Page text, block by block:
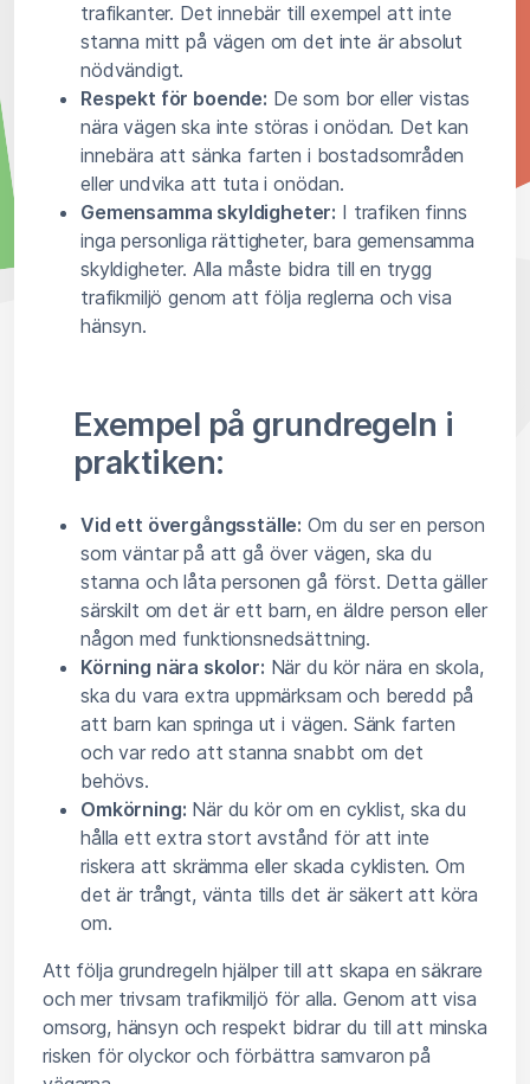
trafikanter. Det innebär till exempel att inte
stanna mitt på vägen om det inte är absolut
nödvändigt.
Respekt för boende: De som bor eller vistas
nära vägen ska inte störas i onödan. Det kan
innebära att sänka farten i bostadsområden
eller undvika att tuta i onödan.
Gemensamma skyldigheter: I trafiken finns
inga personliga rättigheter, bara gemensamma
skyldigheter. Alla måste bidra till en trygg
trafikmiljö genom att följa reglerna och visa
hänsyn.
Exempel på grundregeln i
praktiken:
Vid ett övergångsställe: Om du ser en person
som väntar på att gå över vägen, ska du
stanna och låta personen gå först. Detta gäller
särskilt om det är ett barn, en äldre person eller
någon med funktionsnedsättning.
Körning nära skolor: När du kör nära en skola,
ska du vara extra uppmärksam och beredd på
att barn kan springa ut i vägen. Sänk farten
och var redo att stanna snabbt om det
behövs.
Omkörning: När du kör om en cyklist, ska du
hålla ett extra stort avstånd för att inte
riskera att skrämma eller skada cyklisten. Om
det är trångt, vänta tills det är säkert att köra
om.
Att följa grundregeln hjälper till att skapa en säkrare
och mer trivsam trafikmiljö för alla. Genom att visa
omsorg, hänsyn och respekt bidrar du till att minska
risken för olyckor och förbättra samvaron på